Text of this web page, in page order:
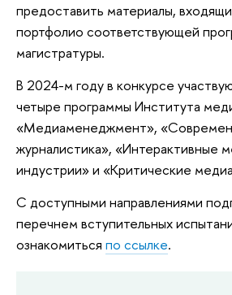
предоставить материалы,
портфолио соответствующей
магистратуры.
В 2024-м году в конкурсе
четыре программы Института
«Медиаменеджмент»,
журналистика», «Интерактивные
индустрии» и «Критические
С доступными направлениями
перечнем вступительных
ознакомиться по ссылке.